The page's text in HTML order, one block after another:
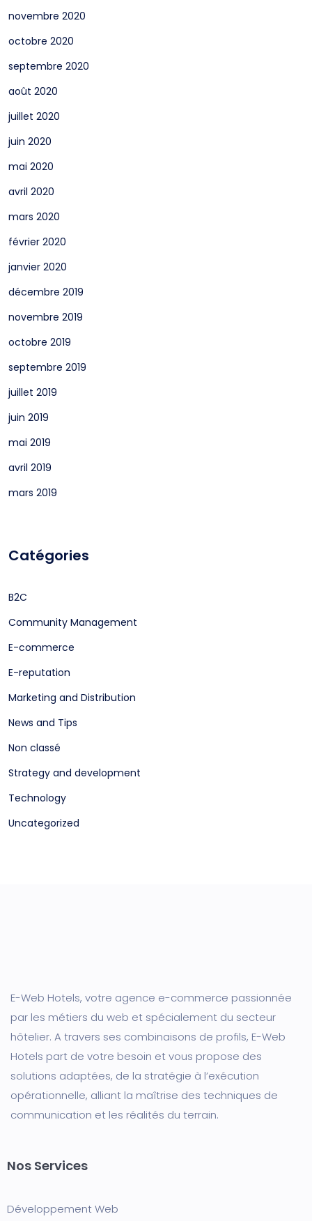
novembre 2020
octobre 2020
septembre 2020
août 2020
juillet 2020
juin 2020
mai 2020
avril 2020
mars 2020
février 2020
janvier 2020
décembre 2019
novembre 2019
octobre 2019
septembre 2019
juillet 2019
juin 2019
mai 2019
avril 2019
mars 2019
Catégories
B2C
Community Management
E-commerce
E-reputation
Marketing and Distribution
News and Tips
Non classé
Strategy and development
Technology
Uncategorized
E-Web Hotels, votre agence e-commerce passionnée
par les métiers du web et spécialement du secteur
hôtelier. A travers ses combinaisons de profils, E-Web
Hotels part de votre besoin et vous propose des
solutions adaptées, de la stratégie à l’exécution
opérationnelle, alliant la maîtrise des techniques de
communication et les réalités du terrain.
Nos Services
Développement Web